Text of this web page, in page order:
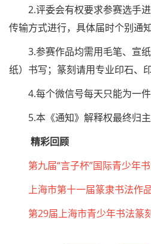
2.评委会有权要求参赛选手
传输方式进行，具体届时个别通知
3.参赛作品均需用毛笔、宣
纸）书写；篆刻请用专业印石、印
4.每个微信号每天只能为一件
5.本《通知》解释权最终归主
精彩回顾
第九届“言子杯”国际青少年
上海市第十一届篆隶书法作
第29届上海市青少年书法篆